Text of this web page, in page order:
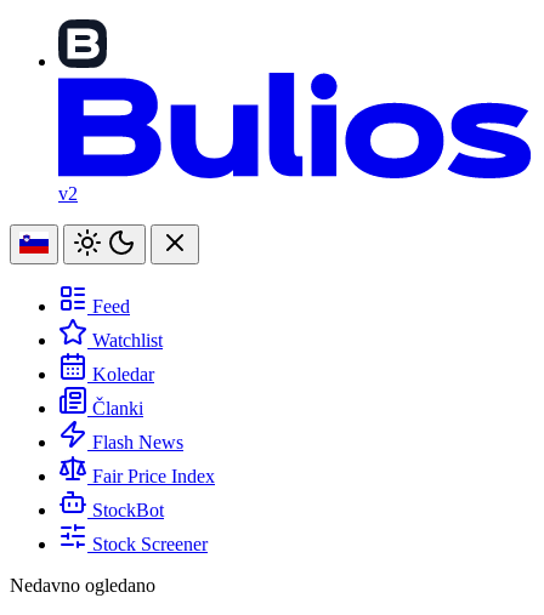
v2
Feed
Watchlist
Koledar
Članki
Flash News
Fair Price Index
StockBot
Stock Screener
Nedavno ogledano